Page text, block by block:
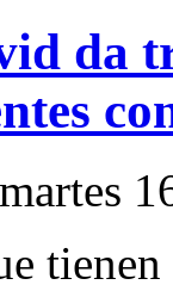
da
martes